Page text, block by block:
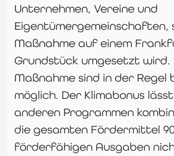
Unternehmen, Vereine und
Eigentümergemeinschaften,
Maßnahme auf einem
Grundstück umgesetzt wird.
Maßnahme sind in der Regel
möglich. Der Klimabonus
anderen Programmen
die gesamten Fördermittel
förderfähigen Ausgaben